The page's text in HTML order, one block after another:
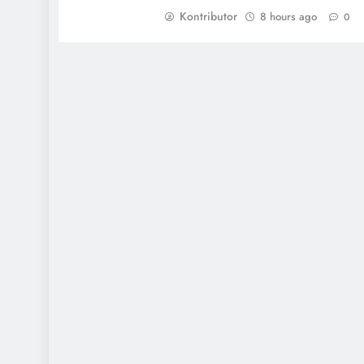
Kontributor 8 hours ago 0